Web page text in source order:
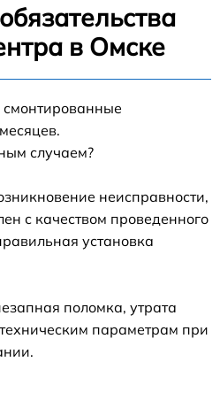
в Омске
смонтированные
случаем?
неисправности,
с качеством проведенного
установка
поломка, утрата
параметрам при